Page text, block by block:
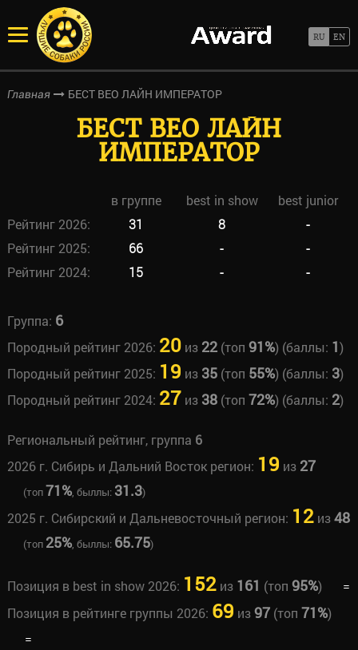
Главная БЕСТ ВЕО ЛАЙН ИМПЕРАТОР
БЕСТ ВЕО ЛАЙН
ИМПЕРАТОР
в группе best in show
best junior
Рейтинг 2026:
31 8
-
Рейтинг 2025:
66 -
-
Рейтинг 2024:
15 - -
Группа: 6
Породный рейтинг 2026: 20из 22(топ 91%) (баллы: 1)
Породный рейтинг 2025: 19 из 35(топ 55%) (баллы: 3)
Породный рейтинг 2024: 27 из 38(топ 72%) (баллы: 2)
Региональный рейтинг, группа 6
2026 г. Сибирь и Дальний Восток регион: 19 из 27
(топ71%, быллы: 31.3)
2025 г. Сибирский и Дальневосточный регион: 12из48
(топ 25%, быллы: 65.75)
Позиция в best in show 2026: 152из 161 (топ 95%)
=
Позиция в рейтинге группы 2026: 69 из97(топ 71%)
=